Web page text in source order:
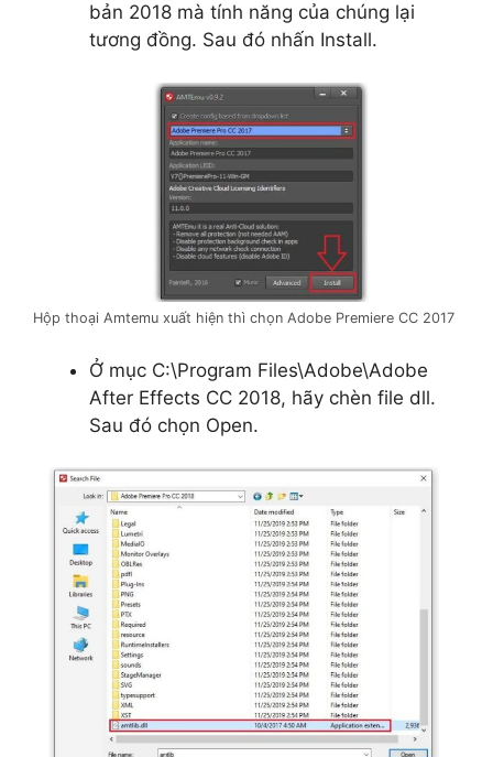
bản 2018 mà tính năng của chúng lại
tương đồng. Sau đó nhấn Install.
Hộp thoại Amtemu xuất hiện thì chọn Adobe Premiere CC 2017
Ở mục C:\Program Files\Adobe\Adobe
After Effects CC 2018, hãy chèn file dll.
Sau đó chọn Open.